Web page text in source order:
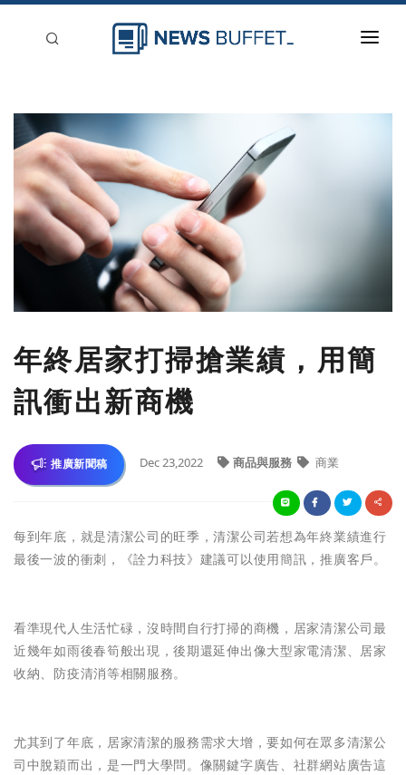
新聞稿分類
登入
刊登
年終居家打掃搶業績，用簡
訊衝出新商機
推廣新聞稿 Dec 23,2022 商品與服務 商業
每到年底，就是清潔公司的旺季，清潔公司若想為年終業績進行
最後一波的衝刺，《詮力科技》建議可以使用簡訊，推廣客戶。
看準現代人生活忙碌，沒時間自行打掃的商機，居家清潔公司最
近幾年如雨後春筍般出現，後期還延伸出像大型家電清潔、居家
收納、防疫清消等相關服務。
尤其到了年底，居家清潔的服務需求大增，要如何在眾多清潔公
司中脫穎而出，是一門大學問。像關鍵字廣告、社群網站廣告這